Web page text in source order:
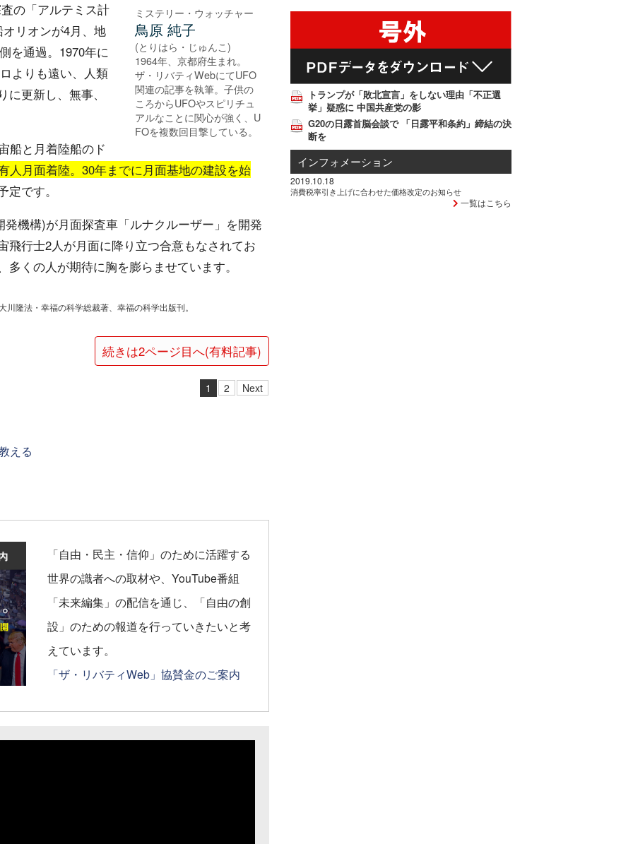
ミステリー・ウォッチャー
鳥原 純子
(とりはら・じゅんこ)
1964年、京都府生まれ。
ザ・リバティWebにてUFO
関連の記事を執筆。子供の
ころからUFOやスピリチュ
アルなことに関心が強く、U
FOを複数回目撃している。
の「アルテミス計
リオンが4月、地
を通過。1970年に
よりも遠い、人類
更新し、無事、
船と月着陸船のド
人月面着陸。30年までに月面基地の建設を始
です。
機構)が月面探査車「ルナクルーザー」を開発
飛行士2人が月面に降り立つ合意もなされてお
くの人が期待に胸を膨らませています。
隆法・幸福の科学総裁著、幸福の科学出版刊。
続きは2ページ目へ(有料記事)
1 2 Next
える
「自由・民主・信仰」のために活躍する
世界の識者への取材や、YouTube番組
「未来編集」の配信を通じ、「自由の創
設」のための報道を行っていきたいと考
えています。
「ザ・リバティWeb」協賛金のご案内
トランプが「敗北宣言」をしない理由「不正選
挙」疑惑に 中国共産党の影
G20の日露首脳会談で 「日露平和条約」締結の決
断を
インフォメーション
2019.10.18
消費税率引き上げに合わせた価格改定のお知らせ
一覧はこちら